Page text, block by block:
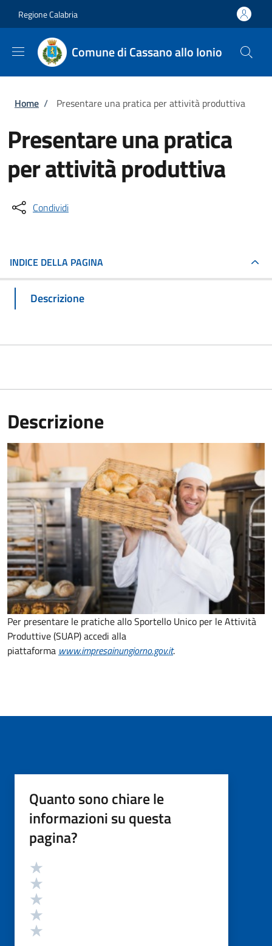
Regione Calabria
Comune di Cassano allo Ionio
Briciole di pane
Home / Presentare una pratica per attività produttiva
Presentare una pratica
per attività produttiva
Condividi
INDICE DELLA PAGINA
Descrizione
Descrizione
Per presentare le pratiche allo Sportello Unico per le Attività
Produttive (SUAP) accedi alla
piattaforma www.impresainungiorno.gov.it.
Quanto sono chiare le
informazioni su questa
pagina?
Valutazione